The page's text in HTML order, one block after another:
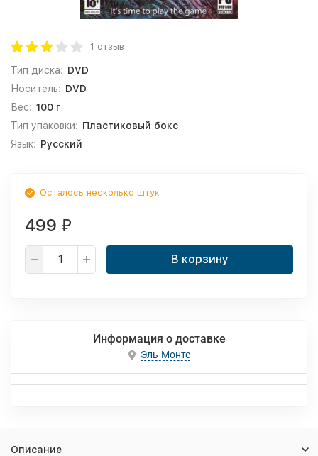
1 отзыв
Тип диска: DVD
Носитель: DVD
Вес: 100 г
Тип упаковки: Пластиковый бокс
Язык: Русский
Осталось несколько штук
499 ₽
В корзину
Информация о доставке
Эль-Монте
Описание